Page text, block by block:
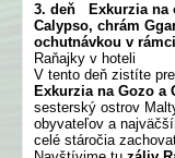
3. deň Exkurzia na
Calypso, chrám
ochutnávkou v
Raňajky v hoteli
V tento deň zistíte
Exkurzia na Gozo a
sesterský ostrov
obyvateľov a
celé stáročia